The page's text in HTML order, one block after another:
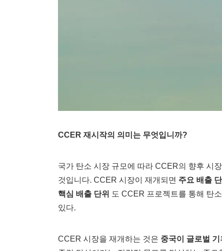
CCER 재시작의 의미는 무엇입니까?
국가 탄소 시장 규모에 따라 CCER의 향후 시
것입니다. CCER 시장이 재개되면 주요 배출
핵심 배출 단위
도 CCER 프로젝트를 통해 탄
있다.
CCER 시장을 재개하는 것은 중국이 글로벌